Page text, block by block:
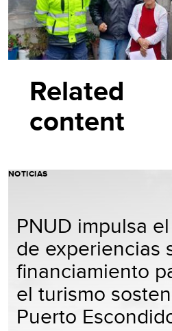
Related
content
NOTICIAS
PNUD impulsa
de experiencias
financiamiento
el turismo
Puerto